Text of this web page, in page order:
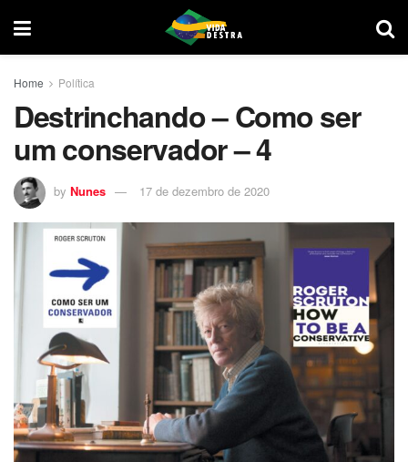
Home Política
Destrinchando – Como ser
um conservador – 4
by Nunes 17 de dezembro de 2020